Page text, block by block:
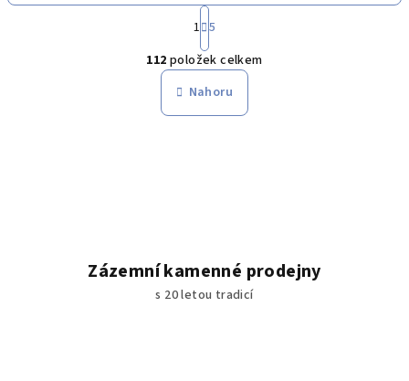
O
v
l
á
k
y
S
t
r
á
n
k
o
1 5
112 položek celkem
Nahoru
Zázemní kamenné prodejny
s 20 letou tradicí